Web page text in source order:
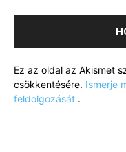
Ez az oldal az Akismet
csökkentésére. Ismerje
feldolgozását .